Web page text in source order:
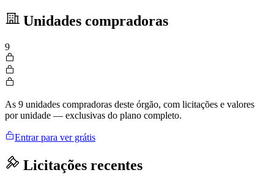
Unidades compradoras
9
As 9 unidades compradoras deste órgão, com licitações e valores
por unidade — exclusivas do plano completo.
Entrar para ver grátis
Licitações recentes